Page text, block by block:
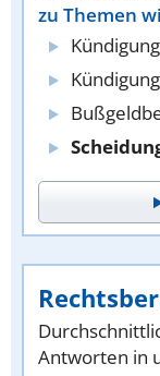
zu Themen
Antworten in